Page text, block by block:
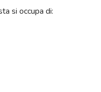
si occupa di: